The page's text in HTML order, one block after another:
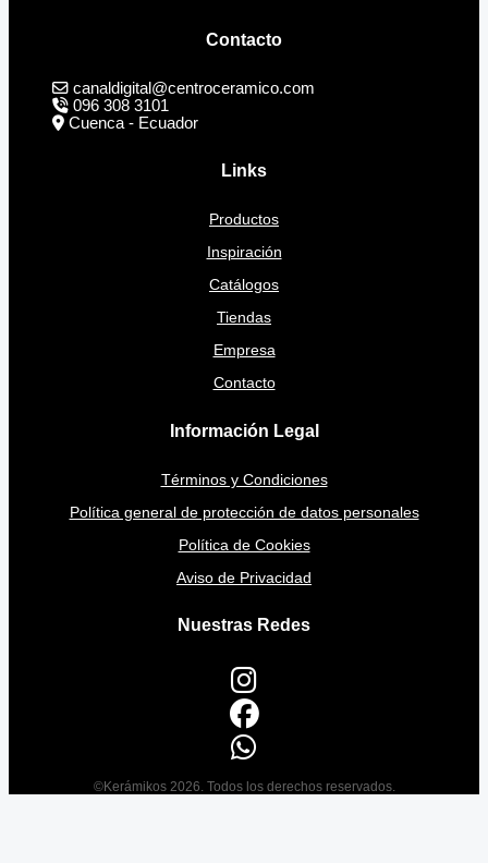
Contacto
canaldigital@centroceramico.com
096 308 3101
Cuenca - Ecuador
Links
Productos
Inspiración
Catálogos
Tiendas
Empresa
Contacto
Información Legal
Términos y Condiciones
Política general de protección de datos personales
Política de Cookies
Aviso de Privacidad
Nuestras Redes
©Kerámikos 2026. Todos los derechos reservados.